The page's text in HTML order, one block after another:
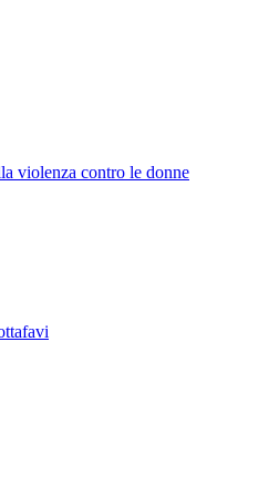
violenza contro le donne